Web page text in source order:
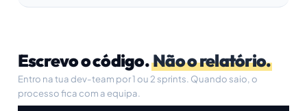
Escrevo o código.Não o relatório.
Entro na tua dev-team por 1 ou 2 sprints. Quando saio, o
processo fica com a equipa.